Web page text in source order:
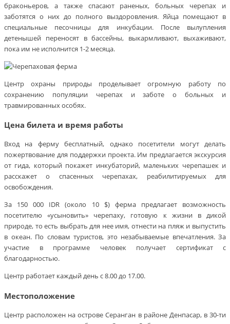
браконьеров, а также спасают раненых, больных черепах и
заботятся о них до полного выздоровления. Яйца помещают в
специальные песочницы для инкубации. После вылупления
детенышей переносят в бассейны, выкармливают, выхаживают,
пока им не исполнится 1-2 месяца.
Центр охраны природы проделывает огромную работу по
сохранению популяции черепах и заботе о больных и
травмированных особях.
Цена билета и время работы
Вход на ферму бесплатный, однако посетители могут делать
пожертвование для поддержки проекта. Им предлагается экскурсия
от гида, который покажет инкубаторий, маленьких черепашек и
расскажет о спасенных черепахах, реабилитируемых для
освобождения.
За 150 000 IDR (около 10 $) ферма предлагает возможность
посетителю «усыновить» черепаху, готовую к жизни в дикой
природе, то есть выбрать для нее имя, отнести на пляж и выпустить
в океан. По словам туристов, это незабываемые впечатления. За
участие в программе человек получает сертификат с
благодарностью.
Центр работает каждый день с 8.00 до 17.00.
Местоположение
Центр расположен на острове Серанган в районе Денпасар, в 30-ти